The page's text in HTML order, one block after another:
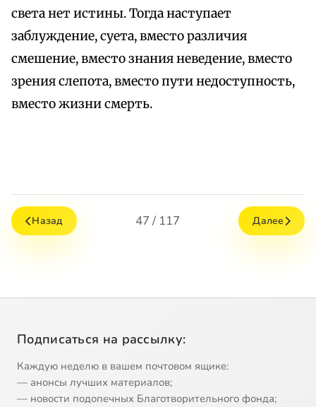
света нет истины. Тогда наступает
заблуждение, суета, вместо различия
смешение, вместо знания неведение, вместо
зрения слепота, вместо пути недоступность,
вместо жизни смерть.
Назад 47 / 117 Далее
Подписаться на рассылку:
Каждую неделю в вашем почтовом ящике:
— анонсы лучших материалов;
— новости подопечных Благотворительного фонда;